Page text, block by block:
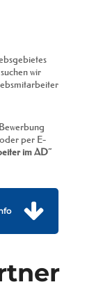
wir
per E-
im AD“